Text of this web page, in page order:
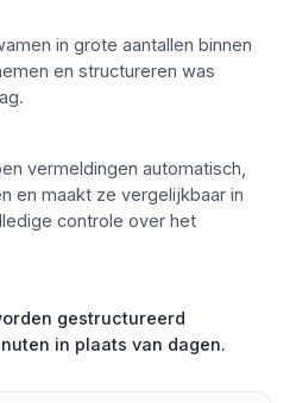
in grote aantallen binnen
en structureren was
vermeldingen automatisch,
en maakt ze vergelijkbaar in
controle over het
gestructureerd
in plaats van dagen.